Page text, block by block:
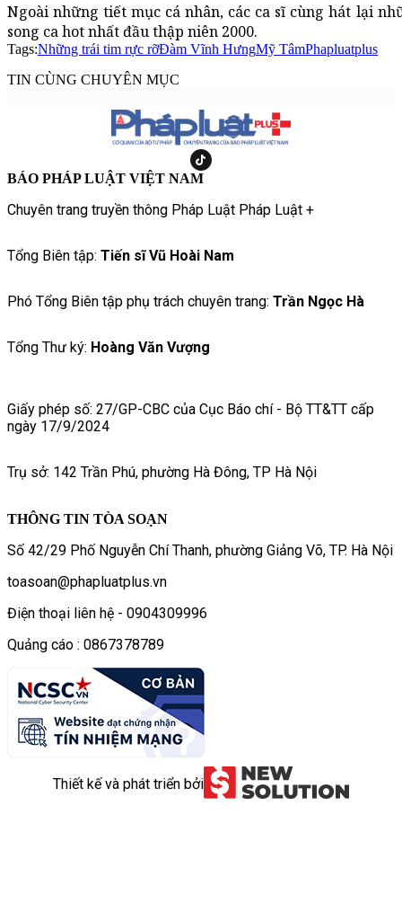
Ngoài những tiết mục cá nhân, các ca sĩ cùng hát lại
song ca hot nhất đầu thập niên 2000.
Tags:Những trái tim rực rỡĐàm Vĩnh HưngMỹ TâmPhapluatplus
TIN CÙNG CHUYÊN MỤC
BÁO PHÁP LUẬT VIỆT NAM
Chuyên trang truyền thông Pháp Luật Pháp Luật +
Tổng Biên tập: Tiến sĩ Vũ Hoài Nam
Phó Tổng Biên tập phụ trách chuyên trang: Trần Ngọc Hà
Tổng Thư ký: Hoàng Văn Vượng
Giấy phép số: 27/GP-CBC của Cục Báo chí - Bộ TT&TT cấp
ngày 17/9/2024
Trụ sở: 142 Trần Phú, phường Hà Đông, TP Hà Nội
THÔNG TIN TÒA SOẠN
Số 42/29 Phố Nguyễn Chí Thanh, phường Giảng Võ, TP. Hà Nội
toasoan@phapluatplus.vn
Điện thoại liên hệ - 0904309996
Quảng cáo : 0867378789
Thiết kế và phát triển bởi